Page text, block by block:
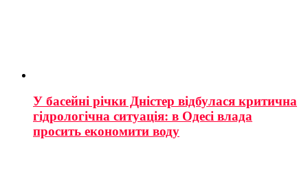
У басейні річки Дністер відбулася критична
гідрологічна ситуація: в Одесі влада
просить економити воду